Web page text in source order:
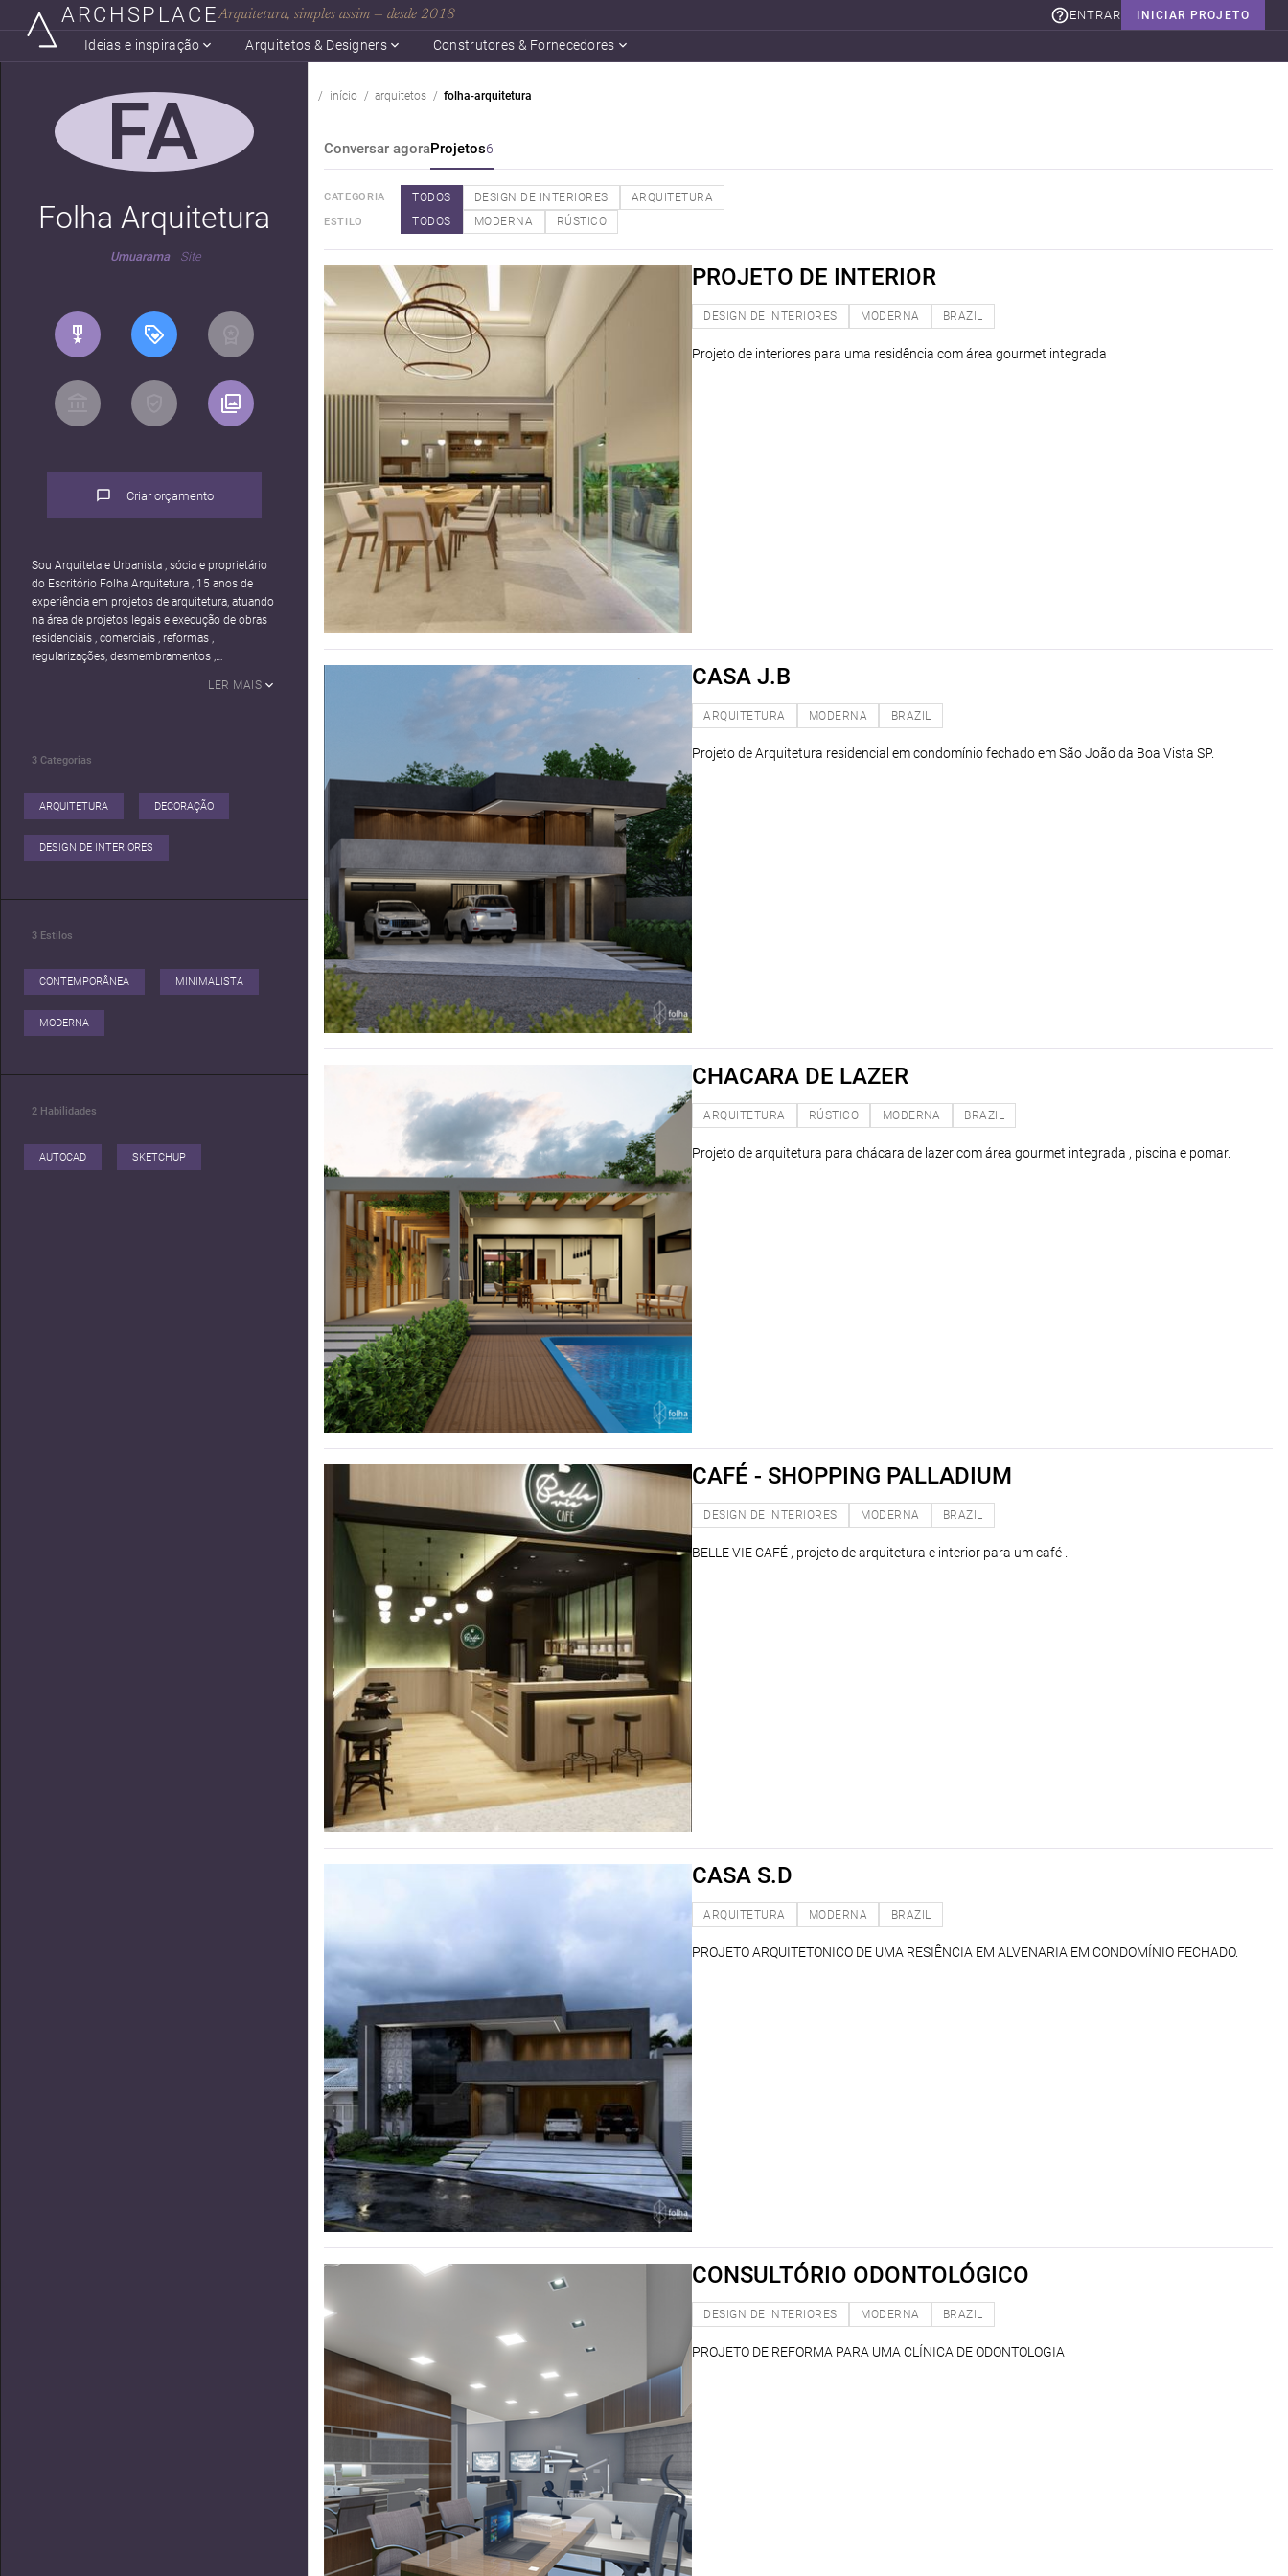
ARCHSPLACEArquitetura, simples assim — desde 2018 INICIAR PROJETO
ENTRAR
Ideias e inspiração Arquitetos & Designers Construtores & Fornecedores
FA
Folha Arquitetura
Umuarama Site
Criar orçamento
Sou Arquiteta e Urbanista , sócia e proprietário
do Escritório Folha Arquitetura , 15 anos de
experiência em projetos de arquitetura, atuando
na área de projetos legais e execução de obras
residenciais , comerciais , reformas ,
regularizações, desmembramentos ,
LER MAIS
3 Categorias
ARQUITETURA DECORAÇÃO
DESIGN DE INTERIORES
3 Estilos
CONTEMPORÂNEA MINIMALISTA
MODERNA
2 Habilidades
AUTOCAD SKETCHUP
início arquitetos folha-arquitetura
Conversar agoraProjetos6
CATEGORIA TODOS DESIGN DE INTERIORES ARQUITETURA
ESTILO TODOS MODERNA RÚSTICO
PROJETO DE INTERIOR
DESIGN DE INTERIORES MODERNA BRAZIL
Projeto de interiores para uma residência com área gourmet integrada
CASA J.B
ARQUITETURA MODERNA BRAZIL
Projeto de Arquitetura residencial em condomínio fechado em São João da Boa Vista SP.
CHACARA DE LAZER
ARQUITETURA RÚSTICO MODERNA BRAZIL
Projeto de arquitetura para chácara de lazer com área gourmet integrada , piscina e pomar.
CAFÉ - SHOPPING PALLADIUM
DESIGN DE INTERIORES MODERNA BRAZIL
BELLE VIE CAFÉ , projeto de arquitetura e interior para um café .
CASA S.D
ARQUITETURA MODERNA BRAZIL
PROJETO ARQUITETONICO DE UMA RESIÊNCIA EM ALVENARIA EM CONDOMÍNIO FECHADO.
CONSULTÓRIO ODONTOLÓGICO
DESIGN DE INTERIORES MODERNA BRAZIL
PROJETO DE REFORMA PARA UMA CLÍNICA DE ODONTOLOGIA